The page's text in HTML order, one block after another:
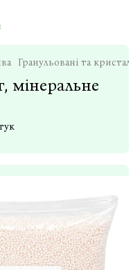
Гранульовані та
мінеральне